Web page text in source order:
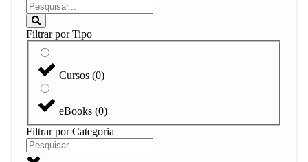
Filtrar por Tipo
Cursos (0)
eBooks (0)
Filtrar por Categoria